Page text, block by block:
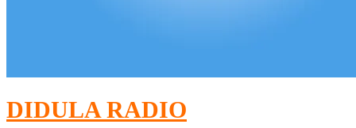
DIDULA RADIO